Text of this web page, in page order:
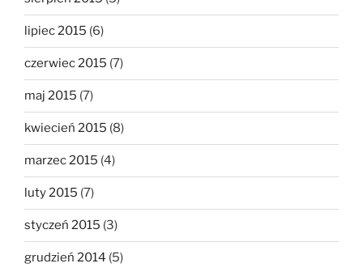
lipiec 2015 (6)
czerwiec 2015 (7)
maj 2015 (7)
kwiecień 2015 (8)
marzec 2015 (4)
luty 2015 (7)
styczeń 2015 (3)
grudzień 2014 (5)